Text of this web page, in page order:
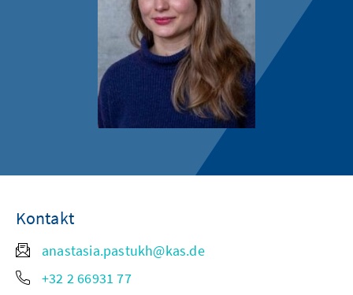
Kontakt
anastasia.pastukh@kas.de
+32 2 66931 77